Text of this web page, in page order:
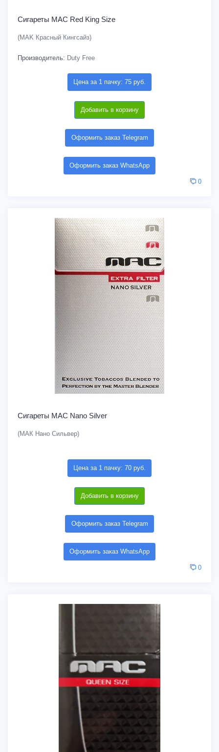
Сигареты MAC Red King Size
(MAK Красный Кингсайз)
Производитель: Duty Free
Цена за 1 пачку: 75 руб.
Добавить в корзину
Оформить заказ Telegram
Оформить заказ WhatsApp
0
Сигареты MAC Nano Silver
(МАК Нано Сильвер)
Цена за 1 пачку: 70 руб.
Добавить в корзину
Оформить заказ Telegram
Оформить заказ WhatsApp
0